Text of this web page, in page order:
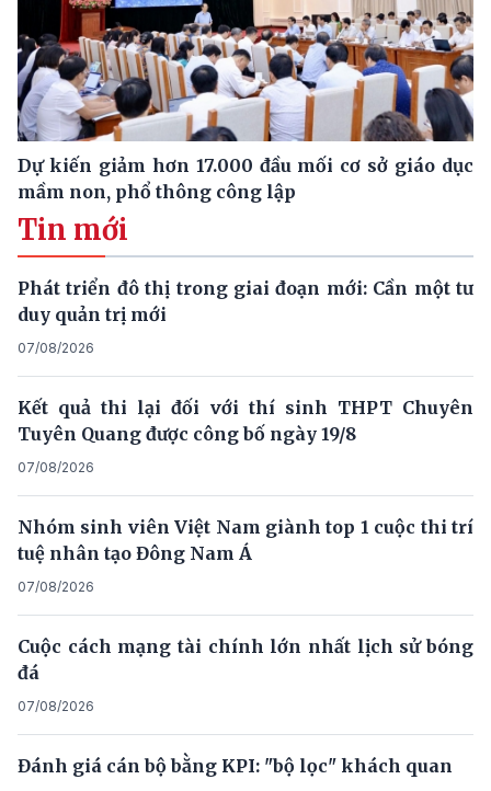
Dự kiến giảm hơn 17.000 đầu mối cơ sở giáo dục
mầm non, phổ thông công lập
Tin mới
Phát triển đô thị trong giai đoạn mới: Cần một tư
duy quản trị mới
07/08/2026
Kết quả thi lại đối với thí sinh THPT Chuyên
Tuyên Quang được công bố ngày 19/8
07/08/2026
Nhóm sinh viên Việt Nam giành top 1 cuộc thi trí
tuệ nhân tạo Đông Nam Á
07/08/2026
Cuộc cách mạng tài chính lớn nhất lịch sử bóng
đá
07/08/2026
Đánh giá cán bộ bằng KPI: "bộ lọc" khách quan